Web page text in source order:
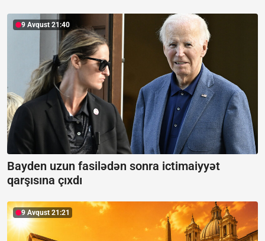
9 Avqust 21:40
Bayden uzun fasilədən sonra ictimaiyyət
qarşısına çıxdı
9 Avqust 21:21